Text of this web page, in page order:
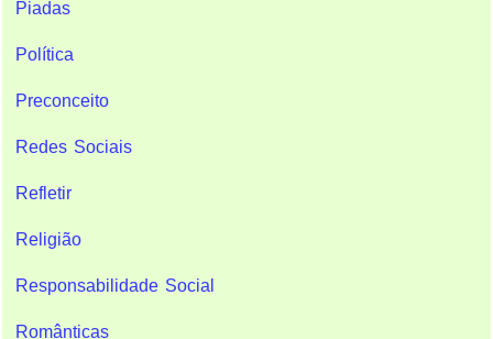
Piadas
Política
Preconceito
Redes Sociais
Refletir
Religião
Responsabilidade Social
Românticas